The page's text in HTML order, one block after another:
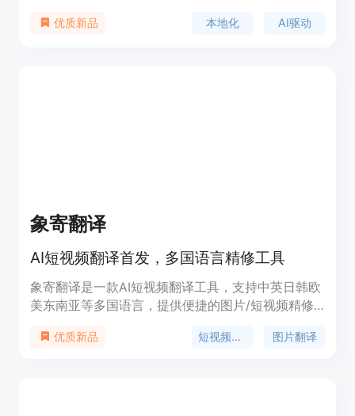
国际影响力，立即尝试Locales.ai！
优质新品 本地化 AI驱动
象寄翻译
AI短视频翻译首发，多国语言精修工具
象寄翻译是一款AI短视频翻译工具，支持中英日韩欧
美东南亚等多国语言，提供便捷的图片/短视频精修
容素材。产品定价灵活，支持包月模式和张数套餐，
优质新品 短视频翻译 图片翻译